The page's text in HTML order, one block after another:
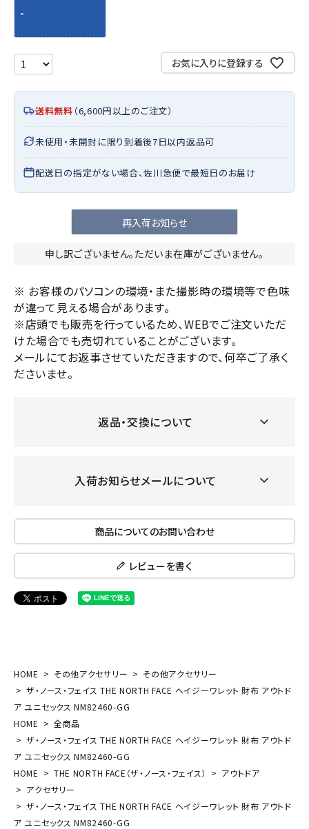
-
お気に入りに登録する
送料無料 （6,600円以上のご注文）
未使用・未開封に限り到着後7日以内返品可
配送日の指定がない場合、佐川急便で最短日のお届け
再入荷お知らせ
申し訳ございません。ただいま在庫がございません。
※ お客様のパソコンの環境・また撮影時の環境等で色味
が違って見える場合があります。
※店頭でも販売を行っているため、WEBでご注文いただ
けた場合でも売切れていることがございます。
メールにてお返事させていただきますので、何卒ご了承く
ださいませ。
返品・交換について
入荷お知らせメールについて
商品についてのお問い合わせ
レビューを書く
HOME その他アクセサリー
その他アクセサリー
ザ・ノース・フェイス THE NORTH FACE ヘイジーワレット 財布 アウトド
ア ユニセックス NM82460-GG
HOME
全商品
ザ・ノース・フェイス THE NORTH FACE ヘイジーワレット 財布 アウトド
ア ユニセックス NM82460-GG
HOME
THE NORTH FACE（ザ・ノース・フェイス）
アウトドア
アクセサリー
ザ・ノース・フェイス THE NORTH FACE ヘイジーワレット 財布 アウトド
ア ユニセックス NM82460-GG